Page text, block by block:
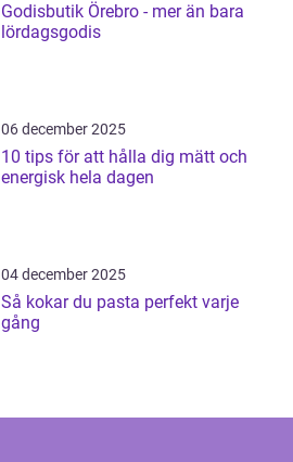
Godisbutik Örebro - mer än bara
lördagsgodis
06 december 2025
10 tips för att hålla dig mätt och
energisk hela dagen
04 december 2025
Så kokar du pasta perfekt varje
gång